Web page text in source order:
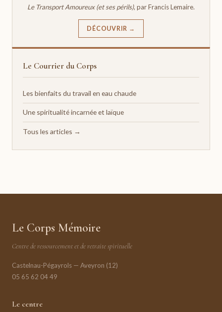
Le Transport Amoureux (et ses périls), par Francis Lemaire.
DÉCOUVRIR →
Le Courrier du Corps
Les bienfaits du travail en eau chaude
Une spiritualité incarnée et laïque
Tous les articles →
Le Corps Mémoire
Centre de ressourcement et de retraite spirituelle
Castelnau-Pégayrols — Aveyron (12)
05 65 62 04 49
Le centre